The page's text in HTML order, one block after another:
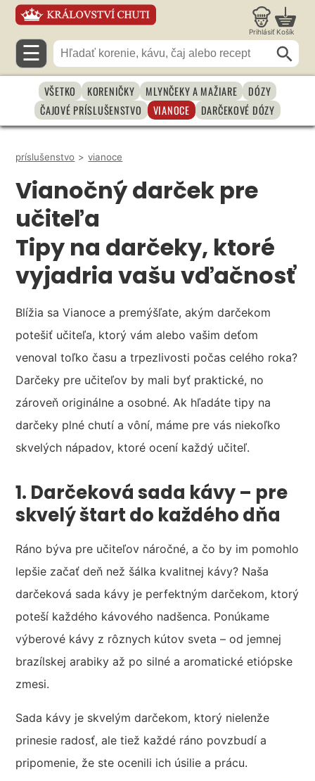
Prihlásiť Košík
☰
VŠETKO KORENIČKY MLYNČEKY A MAŽIARE
DÓZY
ČAJOVÉ PRÍSLUŠENSTVO
VIANOCE DARČEKOVÉ DÓZY
príslušenstvo > vianoce
Vianočný darček pre
učiteľa
Tipy na darčeky, ktoré
vyjadria vašu vďačnosť
Blížia sa Vianoce a premýšľate, akým darčekom
potešiť učiteľa, ktorý vám alebo vašim deťom
venoval toľko času a trpezlivosti počas celého roka?
Darčeky pre učiteľov by mali byť praktické, no
zároveň originálne a osobné. Ak hľadáte tipy na
darčeky plné chutí a vôní, máme pre vás niekoľko
skvelých nápadov, ktoré ocení každý učiteľ.
1. Darčeková sada kávy – pre
skvelý štart do každého dňa
Ráno býva pre učiteľov náročné, a čo by im pomohlo
lepšie začať deň než šálka kvalitnej kávy? Naša
darčeková sada kávy je perfektným darčekom, ktorý
poteší každého kávového nadšenca. Ponúkame
výberové kávy z rôznych kútov sveta – od jemnej
brazílskej arabiky až po silné a aromatické etiópske
zmesi.
Sada kávy je skvelým darčekom, ktorý nielenže
prinesie radosť, ale tiež každé ráno povzbudí a
pripomenie, že ste ocenili ich úsilie a prácu.